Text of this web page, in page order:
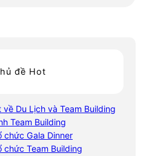
đề Hot
Du Lịch và Team Building
Team Building
chức Gala Dinner
chức Team Building